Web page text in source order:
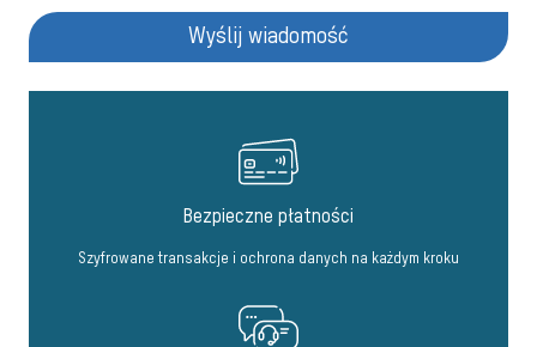
Wyślij wiadomość
Bezpieczne płatności
Szyfrowane transakcje i ochrona danych na każdym kroku